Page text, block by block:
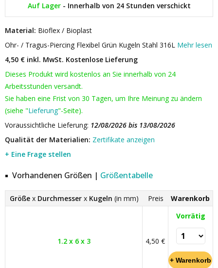
Auf Lager- Innerhalb von 24 Stunden verschickt
Material: Bioflex / Bioplast
Ohr- / Tragus-Piercing Flexibel Grün Kugeln Stahl 316L Mehr lesen
4,50 € inkl. MwSt. Kostenlose Lieferung
Dieses Produkt wird kostenlos an Sie innerhalb von 24
Arbeitsstunden versandt.
Sie haben eine Frist von 30 Tagen, um Ihre Meinung zu ändern
(siehe "Lieferung"-Seite).
Voraussichtliche Lieferung: 12/08/2026 bis 13/08/2026
Qualität der Materialien: Zertifikate anzeigen
+ Eine Frage stellen
Vorhandenen Größen | Größentabelle
Größe x Durchmesser x Kugeln (in mm) Preis Warenkorb
1.2 x 6 x 3 4,50 €
Vorrätig